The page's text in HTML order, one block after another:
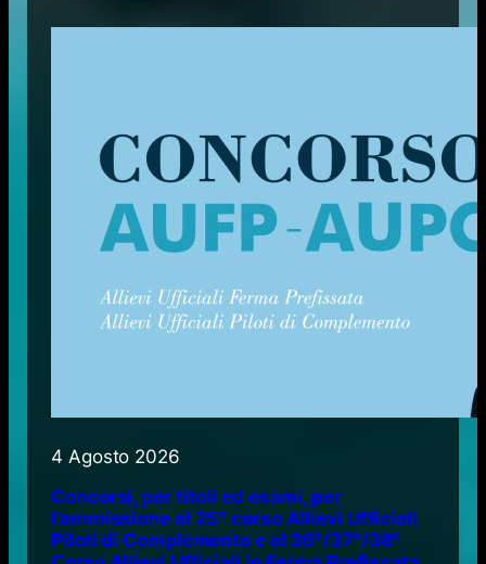
4 Agosto 2026
Concorsi, per titoli ed esami, per
l’ammissione al 25° corso Allievi Ufficiali
Piloti di Complemento e al 36°/37°/38°